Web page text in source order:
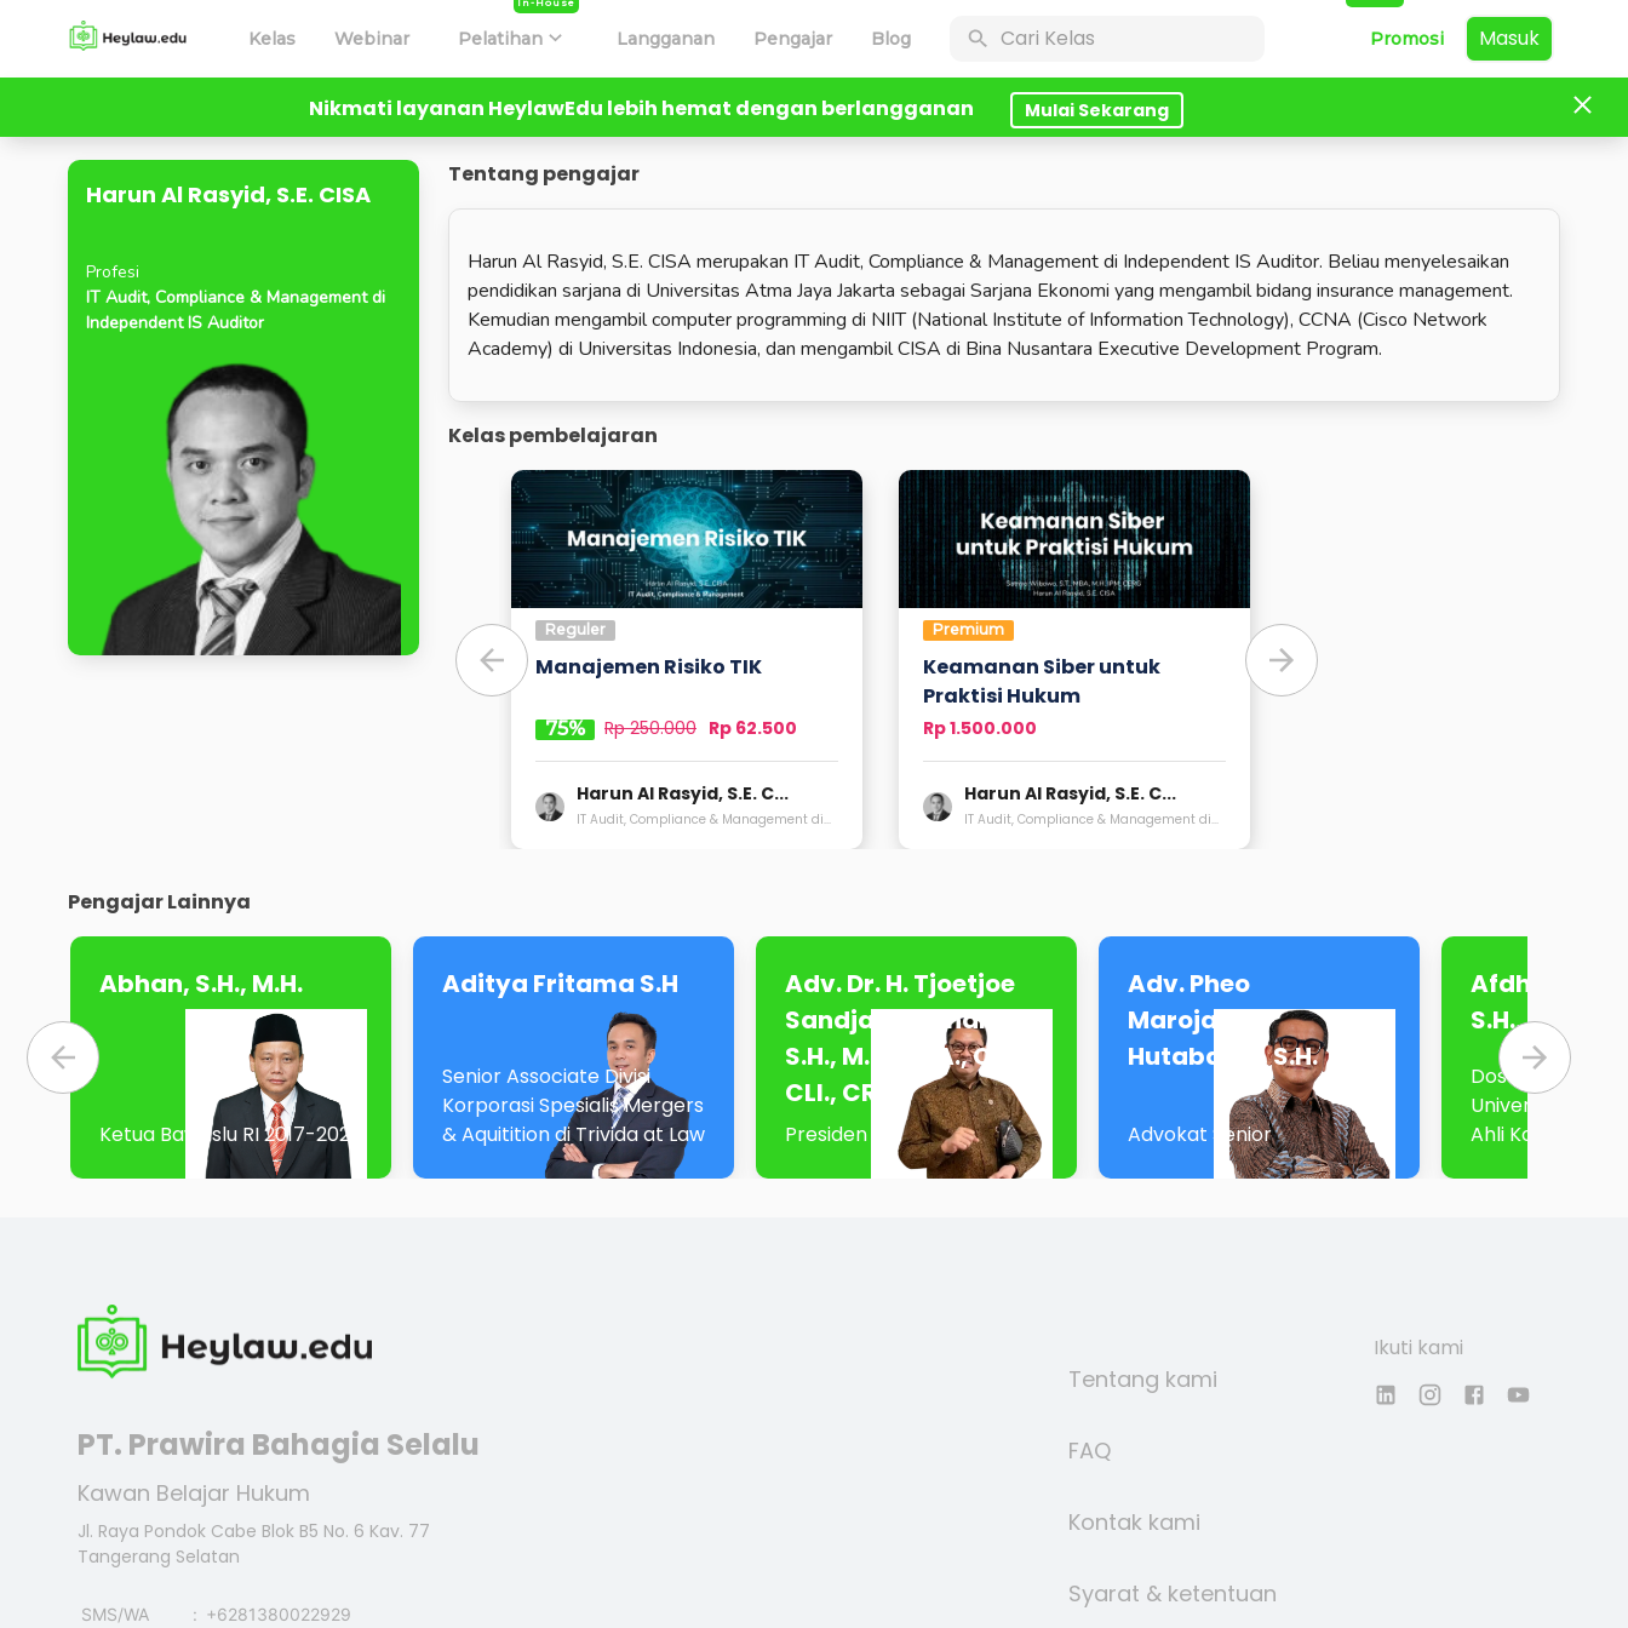
Kelas Webinar Pelatihan
In-House
Langganan Pengajar Blog Promosi Masuk
Nikmati layanan HeylawEdu lebih hemat dengan berlangganan Mulai Sekarang
Harun Al Rasyid, S.E. CISA
Harun Al Rasyid, S.E. CISA
Profesi
IT Audit, Compliance & Management di
Independent IS Auditor
Tentang pengajar
Harun Al Rasyid, S.E. CISA merupakan IT Audit, Compliance & Management di Independent IS Auditor. Beliau menyelesaikan
pendidikan sarjana di Universitas Atma Jaya Jakarta sebagai Sarjana Ekonomi yang mengambil bidang insurance management.
Kemudian mengambil computer programming di NIIT (National Institute of Information Technology), CCNA (Cisco Network
Academy) di Universitas Indonesia, dan mengambil CISA di Bina Nusantara Executive Development Program.
Kelas pembelajaran
Reguler
Manajemen Risiko TIK
75% Rp250.000 Rp 62.500
Harun Al Rasyid, S.E. C...
IT Audit, Compliance & Management di...
Premium
Keamanan Siber untuk
Praktisi Hukum
Rp 1.500.000
Harun Al Rasyid, S.E. C...
IT Audit, Compliance & Management di...
Pengajar Lainnya
Abhan, S.H., M.H.
Ketua Bawaslu RI 2017-2022
Aditya Fritama S.H
Senior Associate Divisi
Korporasi Spesialis Mergers
& Aquitition di Trivida at Law
Adv. Dr. H. Tjoetjoe
Sandjaja Hernanto,
S.H., M.H., CLA., CIL.,
CLI., CRA.
Presiden KAI
Adv. Pheo
Marojahan
Hutabarat, S.H.
Advokat Senior
Afdhal
S.H., M.H.
Dosen di
University
Ahli Komisi III
PT. Prawira Bahagia Selalu
Kawan Belajar Hukum
Jl. Raya Pondok Cabe Blok B5 No. 6 Kav. 77
Tangerang Selatan
SMS/WA : +6281380022929
Tentang kami
FAQ
Kontak kami
Syarat & ketentuan
Ikuti kami